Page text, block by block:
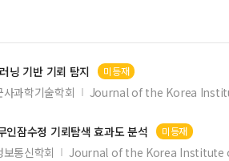
닝 기반 기뢰 탐지 미등재
사과학기술학회 Journal of the Korea
잠수정 기뢰탐색 효과도 분석 미등재
통신학회 Journal of the Korea